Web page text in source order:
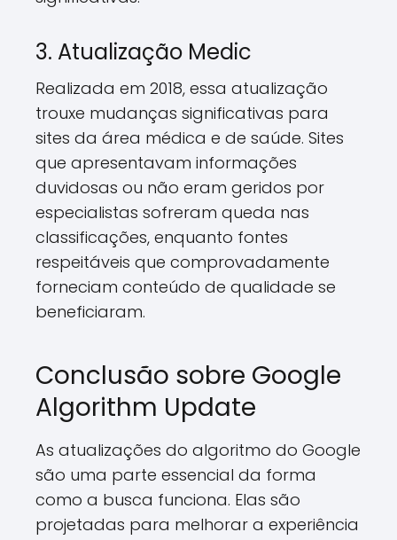
3. Atualização Medic
Realizada em 2018, essa atualização
trouxe mudanças significativas para
sites da área médica e de saúde. Sites
que apresentavam informações
duvidosas ou não eram geridos por
especialistas sofreram queda nas
classificações, enquanto fontes
respeitáveis que comprovadamente
forneciam conteúdo de qualidade se
beneficiaram.
Conclusão sobre Google
Algorithm Update
As atualizações do algoritmo do Google
são uma parte essencial da forma
como a busca funciona. Elas são
projetadas para melhorar a experiência